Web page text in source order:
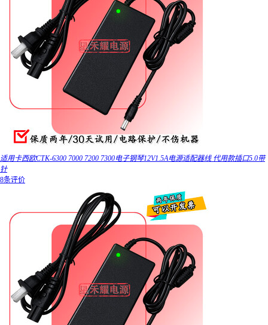
适用卡西欧CTK-6300 7000 7200 7300电子钢琴12V1.5A电源适配器线 代用款插口5.0带
针
8条评价